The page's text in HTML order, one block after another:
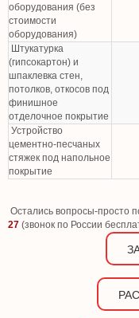
оборудования (без
стоимости
оборудования)
Штукатурка
(гипсокартон) и
шпаклевка стен,
потолков, откосов под
финишное
отделочное покрытие
Устройство
цементно-песчаных
стяжек под напольное
покрытие
Остались вопросы-просто
27 (звонок по России